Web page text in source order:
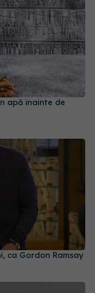
apă înainte de
ca Gordon Ramsay